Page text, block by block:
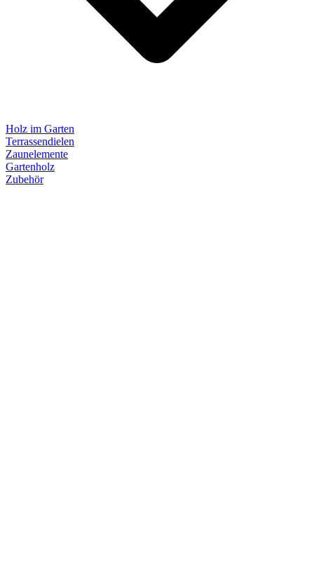
Holz im Garten
Terrassendielen
Zaunelemente
Gartenholz
Zubehör